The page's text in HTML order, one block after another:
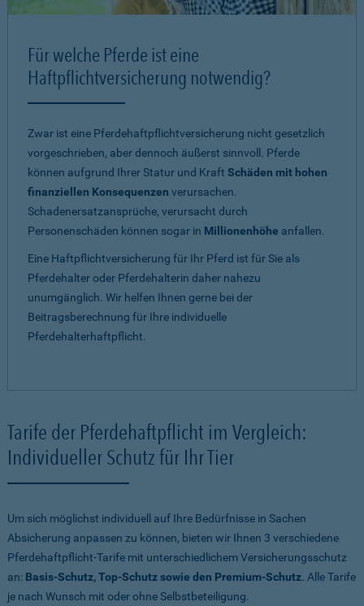
Für welche Pferde ist eine
Haftpflichtversicherung notwendig?
Zwar ist eine Pferdehaftpflichtversicherung nicht gesetzlich
vorgeschrieben, aber dennoch äußerst sinnvoll. Pferde
können aufgrund Ihrer Statur und Kraft Schäden mit hohen
finanziellen Konsequenzen verursachen.
Schadenersatzansprüche, verursacht durch
Personenschäden können sogar in Millionenhöhe anfallen.
Eine Haftpflichtversicherung für Ihr Pferd ist für Sie als
Pferdehalter oder Pferdehalterin daher nahezu
unumgänglich. Wir helfen Ihnen gerne bei der
Beitragsberechnung für Ihre individuelle
Pferdehalterhaftpflicht.
Tarife der Pferdehaftpflicht im Vergleich:
Individueller Schutz für Ihr Tier
Um sich möglichst individuell auf Ihre Bedürfnisse in Sachen
Absicherung anpassen zu können, bieten wir Ihnen 3 verschiedene
Pferdehaftpflicht-Tarife mit unterschiedlichem Versicherungsschutz
an: Basis-Schutz, Top-Schutz sowie den Premium-Schutz. Alle Tarife
je nach Wunsch mit oder ohne Selbstbeteiligung.